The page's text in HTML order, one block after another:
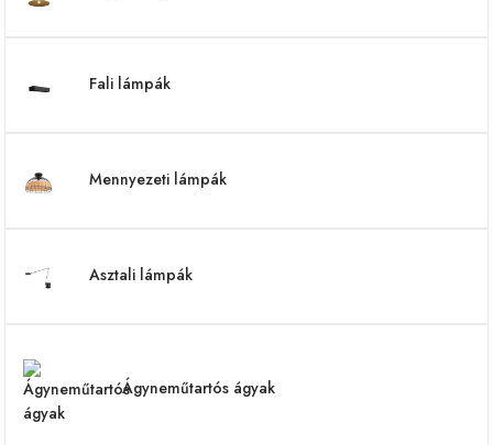
Fali lámpák
Mennyezeti lámpák
Asztali lámpák
Ágyneműtartós ágyak